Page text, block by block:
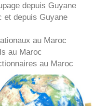
depuis Guyane
et depuis Guyane
au Maroc
au Maroc
au Maroc